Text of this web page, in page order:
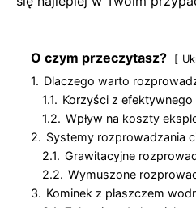
O czym przeczytasz?
1. Dlaczego warto
1.1. Korzyści z efektywnego
1.2. Wpływ na koszty
2. Systemy rozprowadzania
2.1. Grawitacyjne
2.2. Wymuszone
3. Kominek z płaszczem